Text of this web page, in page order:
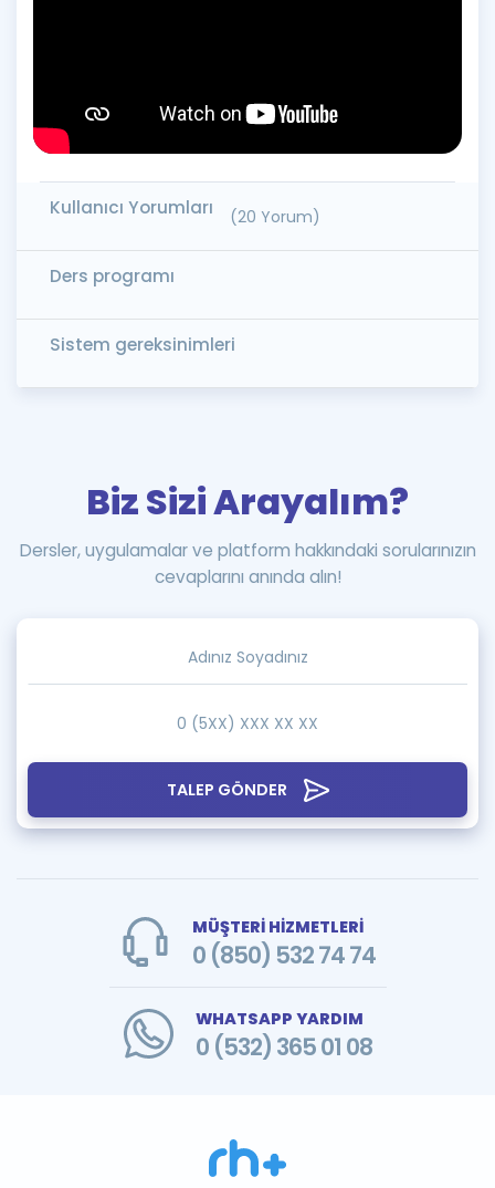
Kullanıcı Yorumları (20 Yorum)
Ders programı
Sistem gereksinimleri
TALEP GÖNDER
Biz Sizi Arayalım?
Dersler, uygulamalar ve platform hakkındaki sorularınızın
cevaplarını anında alın!
MÜŞTERİ HİZMETLERİ
0 (850) 532 74 74
WHATSAPP YARDIM
0 (532) 365 01 08